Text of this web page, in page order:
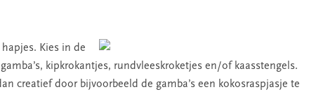
Kies in de
kipkrokantjes, rundvleeskroketjes en/of kaasstengels.
creatief door bijvoorbeeld de gamba’s een kokosraspjasje te